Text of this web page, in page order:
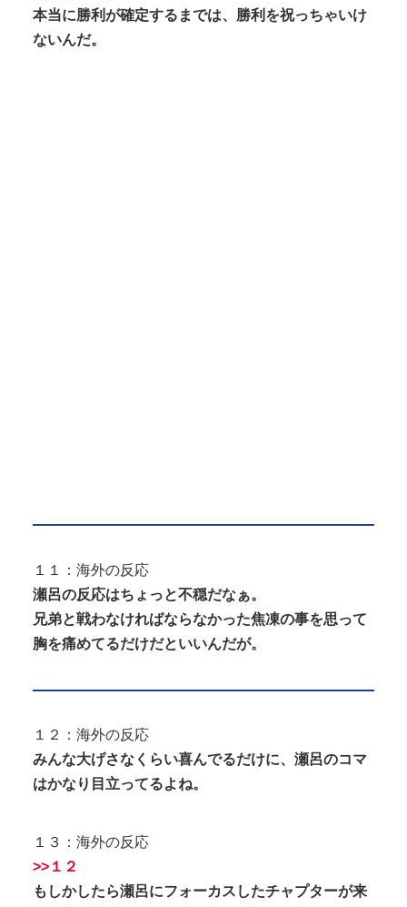
本当に勝利が確定するまでは、勝利を祝っちゃいけ
ないんだ。
１１：海外の反応
瀬呂の反応はちょっと不穏だなぁ。
兄弟と戦わなければならなかった焦凍の事を思って
胸を痛めてるだけだといいんだが。
１２：海外の反応
みんな大げさなくらい喜んでるだけに、瀬呂のコマ
はかなり目立ってるよね。
１３：海外の反応
>>１２
もしかしたら瀬呂にフォーカスしたチャプターが来